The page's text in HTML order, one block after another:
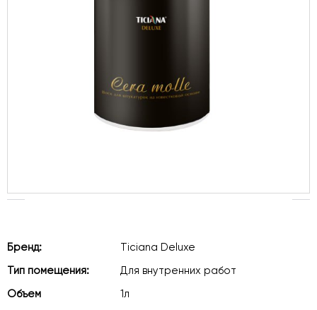
Бренд:
Ticiana Deluxe
Тип помещения:
Для внутренних работ
Объем
1л